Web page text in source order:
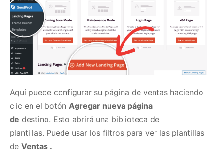
Aquí puede configurar su página de ventas haciendo
clic en el botón Agregar nueva página
de destino. Esto abrirá una biblioteca de
plantillas. Puede usar los filtros para ver las plantillas
de Ventas .